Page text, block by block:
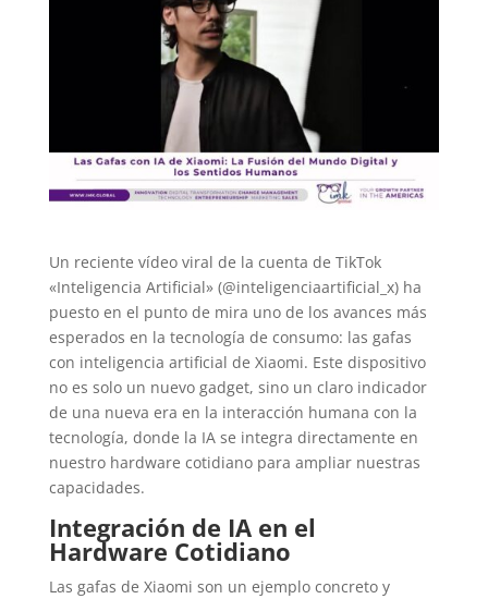
Un reciente vídeo viral de la cuenta de TikTok
«Inteligencia Artificial» (@inteligenciaartificial_x) ha
puesto en el punto de mira uno de los avances más
esperados en la tecnología de consumo: las gafas
con inteligencia artificial de Xiaomi. Este dispositivo
no es solo un nuevo gadget, sino un claro indicador
de una nueva era en la interacción humana con la
tecnología, donde la IA se integra directamente en
nuestro hardware cotidiano para ampliar nuestras
capacidades.
Integración de IA en el
Hardware Cotidiano
Las gafas de Xiaomi son un ejemplo concreto y